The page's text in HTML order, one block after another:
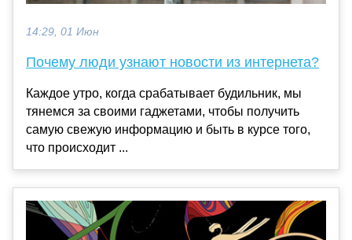
14:29, 01 Июн
Почему люди узнают новости из интернета?
Каждое утро, когда срабатывает будильник, мы
тянемся за своими гаджетами, чтобы получить
самую свежую информацию и быть в курсе того,
что происходит ...